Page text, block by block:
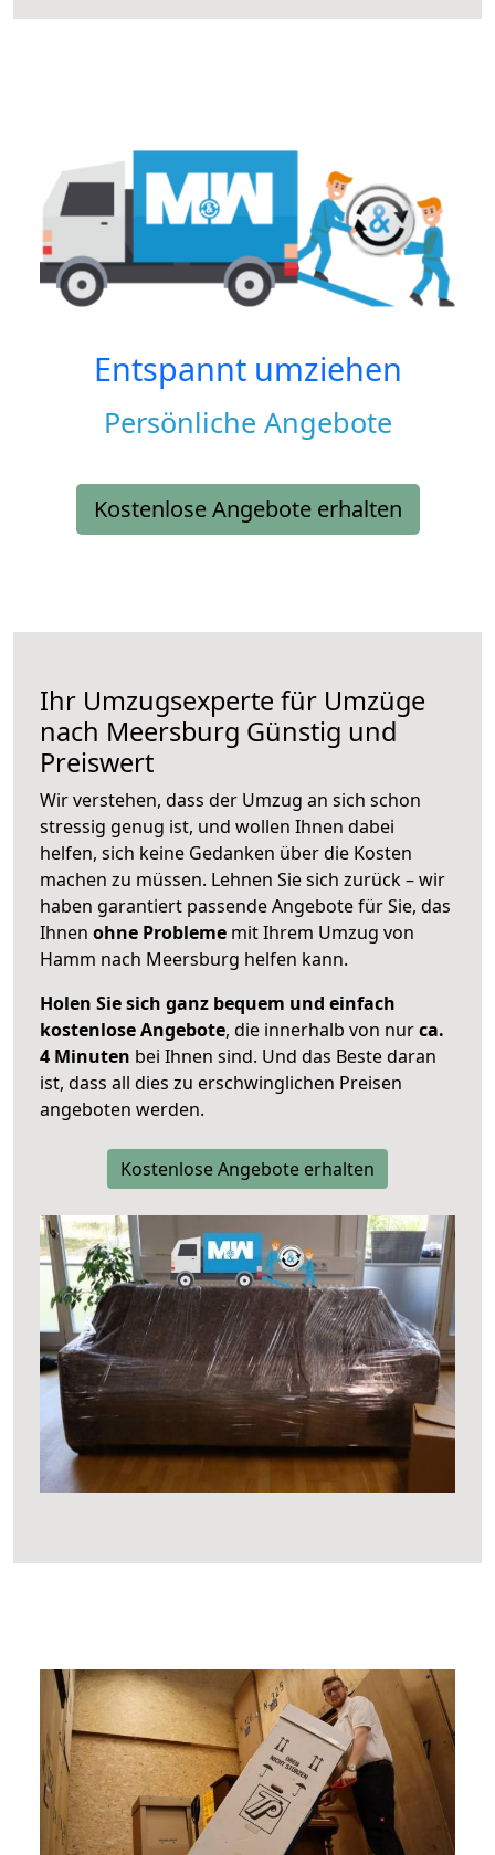
Entspannt umziehen
Persönliche Angebote
Kostenlose Angebote erhalten
Ihr Umzugsexperte für Umzüge
nach Meersburg Günstig und
Preiswert
Wir verstehen, dass der Umzug an sich schon
stressig genug ist, und wollen Ihnen dabei
helfen, sich keine Gedanken über die Kosten
machen zu müssen. Lehnen Sie sich zurück – wir
haben garantiert passende Angebote für Sie, das
Ihnen ohne Probleme mit Ihrem Umzug von
Hamm nach Meersburg helfen kann.
Holen Sie sich ganz bequem und einfach
kostenlose Angebote, die innerhalb von nurca.
4 Minuten bei Ihnen sind. Und das Beste daran
ist, dass all dies zu erschwinglichen Preisen
angeboten werden.
Kostenlose Angebote erhalten